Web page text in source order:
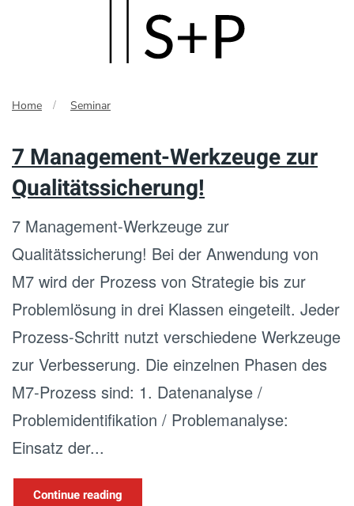
main
content
Home Seminar
7 Management-Werkzeuge zur
Qualitätssicherung!
7 Management-Werkzeuge zur
Qualitätssicherung! Bei der Anwendung von
M7 wird der Prozess von Strategie bis zur
Problemlösung in drei Klassen eingeteilt. Jeder
Prozess-Schritt nutzt verschiedene Werkzeuge
zur Verbesserung. Die einzelnen Phasen des
M7-Prozess sind: 1. Datenanalyse /
Problemidentifikation / Problemanalyse:
Einsatz der...
Continue reading